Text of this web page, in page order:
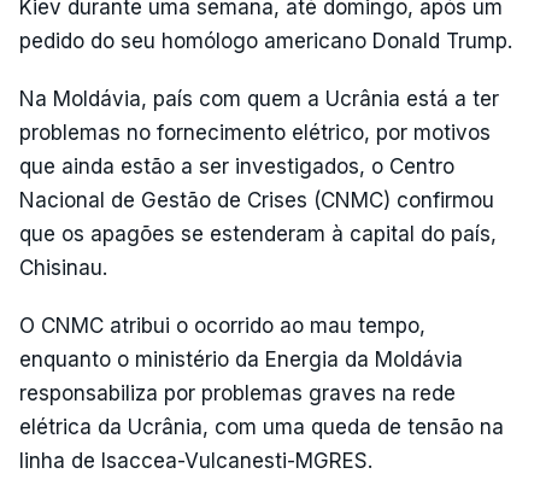
Kiev durante uma semana, até domingo, após um
pedido do seu homólogo americano Donald Trump.
Na Moldávia, país com quem a Ucrânia está a ter
problemas no fornecimento elétrico, por motivos
que ainda estão a ser investigados, o Centro
Nacional de Gestão de Crises (CNMC) confirmou
que os apagões se estenderam à capital do país,
Chisinau.
O CNMC atribui o ocorrido ao mau tempo,
enquanto o ministério da Energia da Moldávia
responsabiliza por problemas graves na rede
elétrica da Ucrânia, com uma queda de tensão na
linha de Isaccea-Vulcanesti-MGRES.